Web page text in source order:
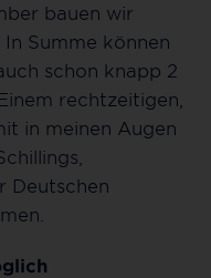
bauen wir
Summe können
schon knapp 2
rechtzeitigen,
in meinen Augen
Deutschen